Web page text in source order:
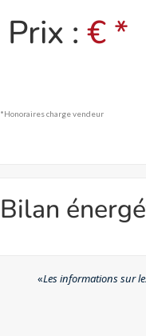
Prix :€ *
*Honoraires charge vendeur
Bilan
«Les informations sur